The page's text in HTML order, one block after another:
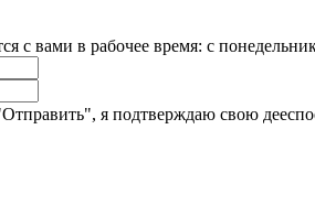
с вами в рабочее время: с
я подтверждаю свою